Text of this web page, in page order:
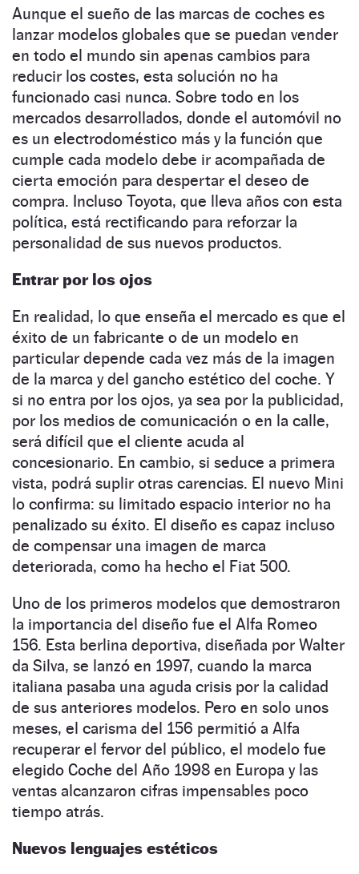
Aunque el sueño de las marcas de coches es
lanzar modelos globales que se puedan vender
en todo el mundo sin apenas cambios para
reducir los costes, esta solución no ha
funcionado casi nunca. Sobre todo en los
mercados desarrollados, donde el automóvil no
es un electrodoméstico más y la función que
cumple cada modelo debe ir acompañada de
cierta emoción para despertar el deseo de
compra. Incluso Toyota, que lleva años con esta
política, está rectificando para reforzar la
personalidad de sus nuevos productos.
Entrar por los ojos
En realidad, lo que enseña el mercado es que el
éxito de un fabricante o de un modelo en
particular depende cada vez más de la imagen
de la marca y del gancho estético del coche. Y
si no entra por los ojos, ya sea por la publicidad,
por los medios de comunicación o en la calle,
será difícil que el cliente acuda al
concesionario. En cambio, si seduce a primera
vista, podrá suplir otras carencias. El nuevo Mini
lo confirma: su limitado espacio interior no ha
penalizado su éxito. El diseño es capaz incluso
de compensar una imagen de marca
deteriorada, como ha hecho el Fiat 500.
Uno de los primeros modelos que demostraron
la importancia del diseño fue el Alfa Romeo
156. Esta berlina deportiva, diseñada por Walter
da Silva, se lanzó en 1997, cuando la marca
italiana pasaba una aguda crisis por la calidad
de sus anteriores modelos. Pero en solo unos
meses, el carisma del 156 permitió a Alfa
recuperar el fervor del público, el modelo fue
elegido Coche del Año 1998 en Europa y las
ventas alcanzaron cifras impensables poco
tiempo atrás.
Nuevos lenguajes estéticos